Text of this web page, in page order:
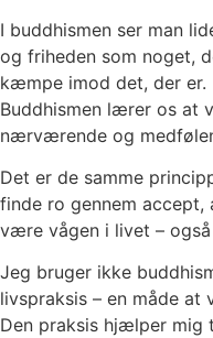
I buddhismen ser man
og friheden som noget,
kæmpe imod det, der er.
Buddhismen lærer os at
nærværende og
Det er de samme
finde ro gennem
være vågen i livet –
Jeg bruger ikke
livspraksis – en måde at
Den praksis hjælper